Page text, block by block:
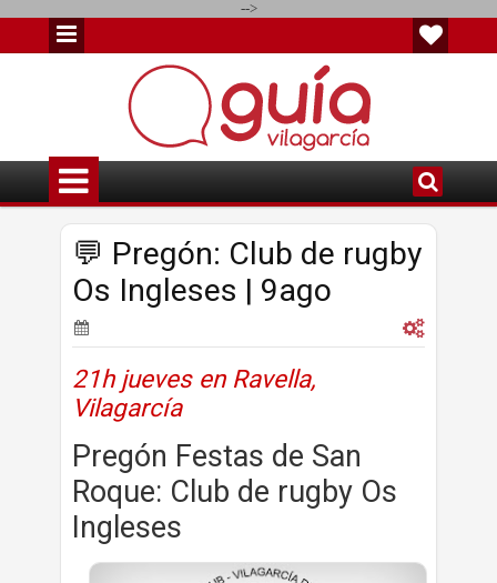
-->
💬 Pregón: Club de rugby
Os Ingleses | 9ago
21h jueves en Ravella,
Vilagarcía
Pregón Festas de San
Roque: Club de rugby Os
Ingleses